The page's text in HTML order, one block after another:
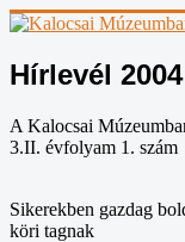
Hírlevél 2004
A Kalocsai
3.II. évfolyam 1. szám
Sikerekben gazdag
köri tagnak